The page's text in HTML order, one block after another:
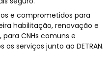
e comprometidos para
habilitação, renovação e
CNHs comuns e
serviços junto ao DETRAN.